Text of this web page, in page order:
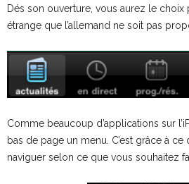
Dés son ouverture, vous aurez le choix
étrange que l’allemand ne soit pas
Comme beaucoup d’applications sur
bas de page un menu. C’est grâce à
naviguer selon ce que vous souhaitez